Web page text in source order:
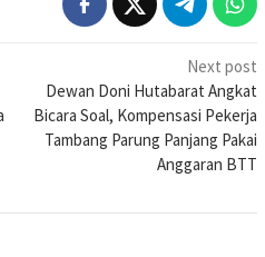
Next post
Dewan Doni Hutabarat Angkat
Bicara Soal, Kompensasi Pekerja
Tambang Parung Panjang Pakai
Anggaran BTT